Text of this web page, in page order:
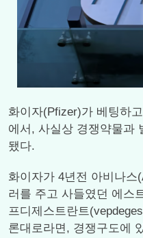
화이자(Pfizer)가 베팅하
에서, 사실상 경쟁약물과
됐다.
화이자가 4년전 아비나
러를 주고 사들였던 에스
프디제스트란트
론대로라면, 경쟁구도에